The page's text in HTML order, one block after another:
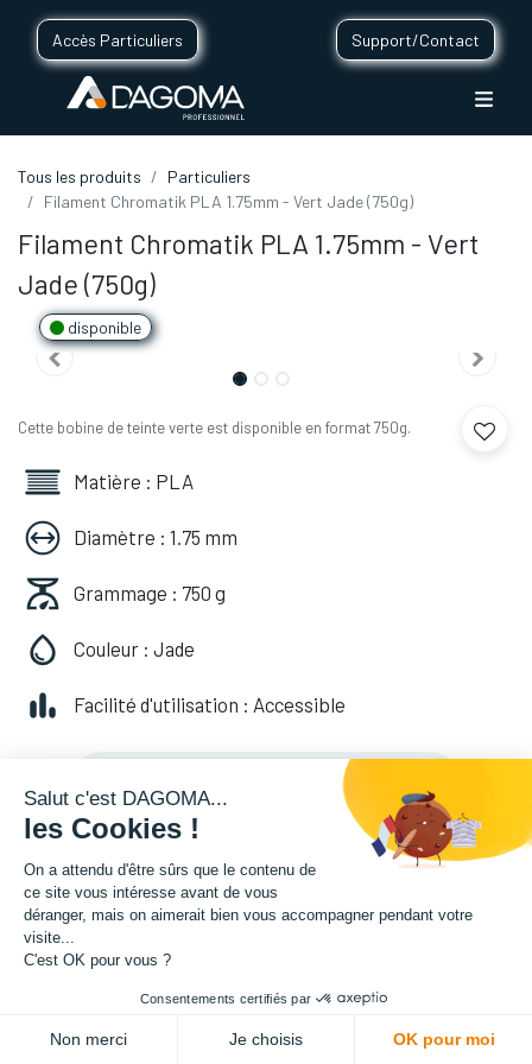
Accès Particuliers Support/Contact
Tous les produits
Particuliers
Filament Chromatik PLA 1.75mm - Vert Jade (750g)
Filament Chromatik PLA 1.75mm - Vert
Jade (750g)
disponible
Cette bobine de teinte verte est disponible en format 750g.
Matière : PLA
Diamètre : 1.75 mm
Grammage : 750 g
Couleur : Jade
Facilité d'utilisation : Accessible
20,82€HT
(20,82 TVA comprise)
Salut c'est DAGOMA...
les Cookies !
On a attendu d'être sûrs que le contenu de
ce site vous intéresse avant de vous
déranger, mais on aimerait bien vous accompagner pendant votre
visite...
C'est OK pour vous ?
Consentements certifiés par
Non merci Je choisis OK pour moi